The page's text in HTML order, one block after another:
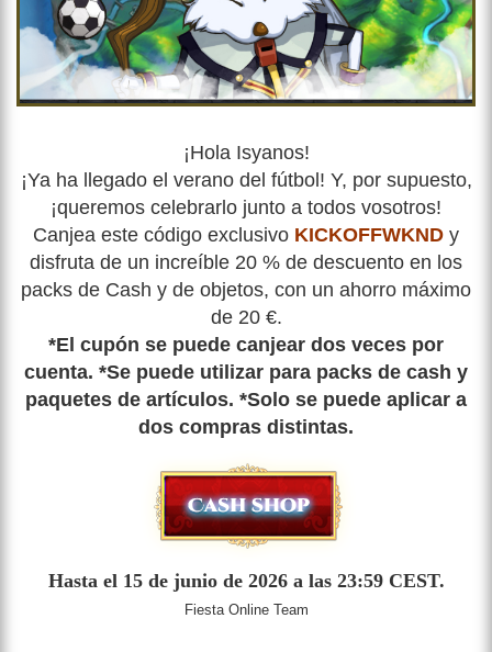
¡Hola Isyanos!
¡Ya ha llegado el verano del fútbol! Y, por supuesto,
¡queremos celebrarlo junto a todos vosotros!
Canjea este código exclusivo KICKOFFWKND y
disfruta de un increíble 20 % de descuento en los
packs de Cash y de objetos, con un ahorro máximo
de 20 €.
*El cupón se puede canjear dos veces por
cuenta. *Se puede utilizar para packs de cash y
paquetes de artículos. *Solo se puede aplicar a
dos compras distintas.
Hasta el 15 de junio de 2026 a las 23:59 CEST.
Fiesta Online Team